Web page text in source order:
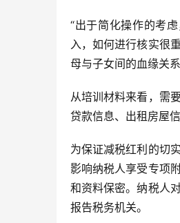
“出于简化操作的考
入，如何进行核实很
母与子女间的血缘关
从培训材料来看，需
贷款信息、出租房屋
为保证减税红利的切
影响纳税人享受专项
和资料保密。纳税人
报告税务机关。